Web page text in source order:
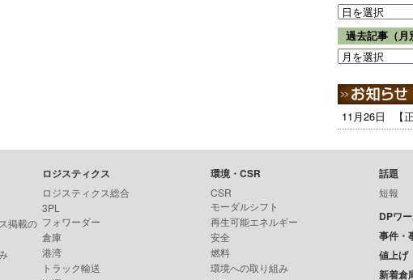
過去記事（月
11月26日 【
掲載の
ロジスティクス
ロジスティクス総合
3PL
フォワーダー
倉庫
港湾
トラック輸送
環境・CSR
CSR
モーダルシフト
再生可能エネルギー
安全
燃料
環境への取り組み
話題
短報
DPワ
事件・
値上げ
新着倉